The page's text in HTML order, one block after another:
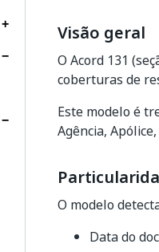
Visão geral
O Acord 131
coberturas de
Este modelo é
Agência,
O modelo
Data do